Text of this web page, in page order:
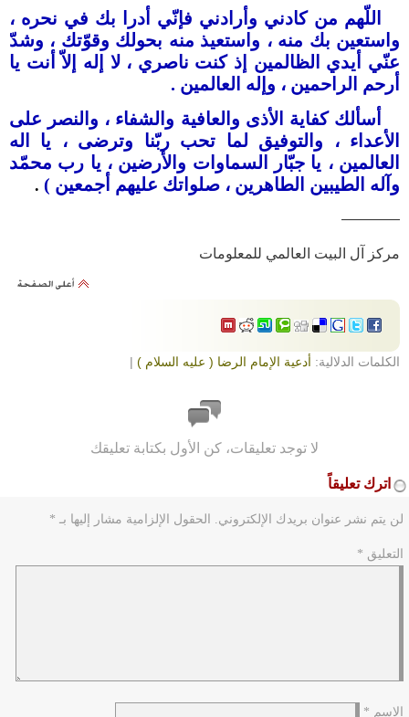
اللّهم من كادني وأرادني فإنّي أدرا بك في نحره ،
واستعين بك منه ، واستعيذ منه بحولك وقوّتك ، وشدّ
عنّي أيدي الظالمين إذ كنت ناصري ، ﻻ إله إلاّ أنت يا
أرحم الراحمين ، وإله العالمين .
أسألك كفاية الأذى والعافية والشفاء ، والنصر على
الأعداء ، والتوفيق لما تحب ربّنا وترضى ، يا اله
العالمين ، يا جبّار السماوات والأرضين ، يا رب محمّد
وآله الطيبين الطاهرين ، صلواتك عليهم أجمعين ) .
————
مركز آل البيت العالمي للمعلومات
الكلمات الدلالية: أدعية الإمام الرضا ( عليه السلام ) |
لا توجد تعليقات، كن الأول بكتابة تعليقك
اترك تعليقاً
لن يتم نشر عنوان بريدك الإلكتروني. الحقول الإلزامية مشار إليها بـ *
التعليق *
الاسم *